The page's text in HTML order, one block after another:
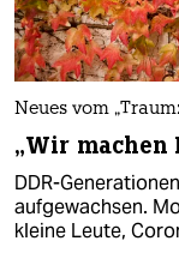
Neues vom
„Wir machen
DDR-
aufgewachsen.
kleine Leute,